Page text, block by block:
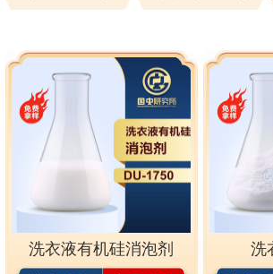
洗衣液有机硅消泡剂
洗